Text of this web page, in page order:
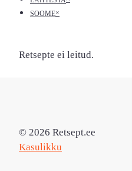
SOOME×
Retsepte ei leitud.
© 2026 Retsept.ee
Kasulikku